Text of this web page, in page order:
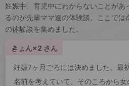
妊娠中、育児中にわからないことがあ
るのが先輩ママ達の体験談。ここで
の体験談を集めました。
きょん×2 さん
妊娠7ヶ月ごろには決めました。最
名前を考えていて、そのころから